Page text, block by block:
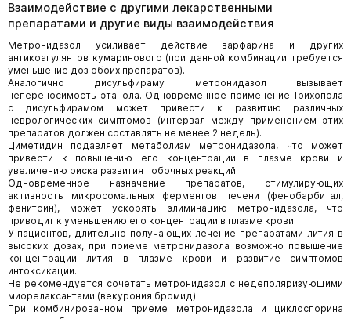
Взаимодействие с другими лекарственными
препаратами и другие виды взаимодействия
Метронидазол усиливает действие варфарина и других
антикоагулянтов кумаринового (при данной комбинации требуется
уменьшение доз обоих препаратов).
Аналогично дисульфираму метронидазол вызывает
непереносимость этанола. Одновременное применение Трихопола
с дисульфирамом может привести к развитию различных
неврологических симптомов (интервал между применением этих
препаратов должен составлять не менее 2 недель).
Циметидин подавляет метаболизм метронидазола, что может
привести к повышению его концентрации в плазме крови и
увеличению риска развития побочных реакций.
Одновременное назначение препаратов, стимулирующих
активность микросомальных ферментов печени (фенобарбитал,
фенитоин), может ускорять элиминацию метронидазола, что
приводит к уменьшению его концентрации в плазме крови.
У пациентов, длительно получающих лечение препаратами лития в
высоких дозах, при приеме метронидазола возможно повышение
концентрации лития в плазме крови и развитие симптомов
интоксикации.
Не рекомендуется сочетать метронидазол с недеполяризующими
миорелаксантами (векурония бромид).
При комбинированном приеме метронидазола и циклоспорина